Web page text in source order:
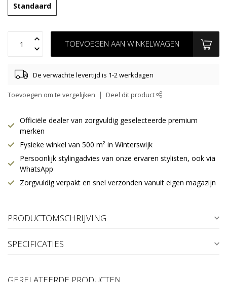
Standaard
TOEVOEGEN AAN WINKELWAGEN
De verwachte levertijd is 1-2 werkdagen
Toevoegen om te vergelijken Deel dit product
Officiële dealer van zorgvuldig geselecteerde premium
merken
Fysieke winkel van 500 m² in Winterswijk
Persoonlijk stylingadvies van onze ervaren stylisten, ook via
WhatsApp
Zorgvuldig verpakt en snel verzonden vanuit eigen magazijn
PRODUCTOMSCHRIJVING
SPECIFICATIES